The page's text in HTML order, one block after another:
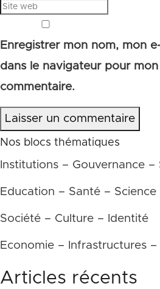
Enregistrer mon nom, mon
dans le navigateur pour
commentaire.
Laisser un commentaire
Nos blocs thématiques
Institutions – Gouvernance –
Education – Santé – Science
Société – Culture – Identité
Economie – Infrastructures
Articles récents